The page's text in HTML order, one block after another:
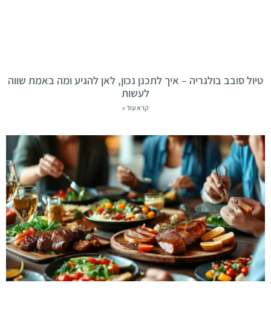
טיול סובב בולגריה – איך לתכנן נכון, לאן להגיע ומה באמת שווה
לעשות
קרא עוד »